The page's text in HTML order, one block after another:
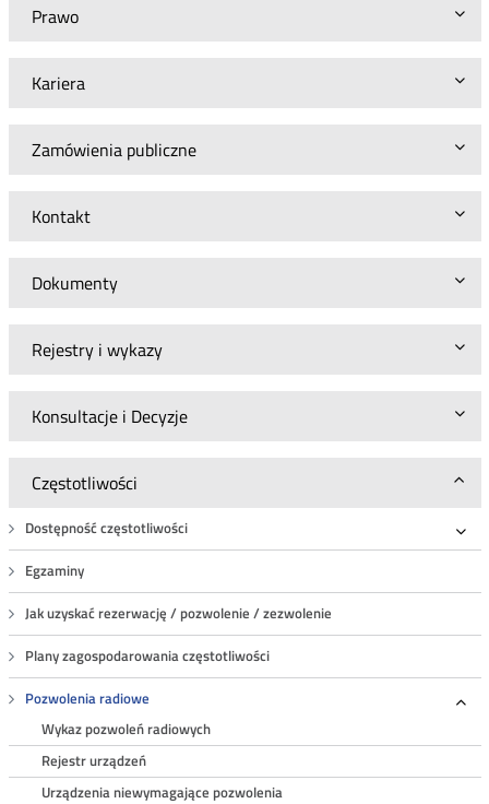
Prawo
Kariera
Zamówienia publiczne
Kontakt
Dokumenty
Rejestry i wykazy
Konsultacje i Decyzje
Częstotliwości
Dostępność częstotliwości
Egzaminy
Jak uzyskać rezerwację / pozwolenie / zezwolenie
Plany zagospodarowania częstotliwości
Pozwolenia radiowe
Wykaz pozwoleń radiowych
Rejestr urządzeń
Urządzenia niewymagające pozwolenia